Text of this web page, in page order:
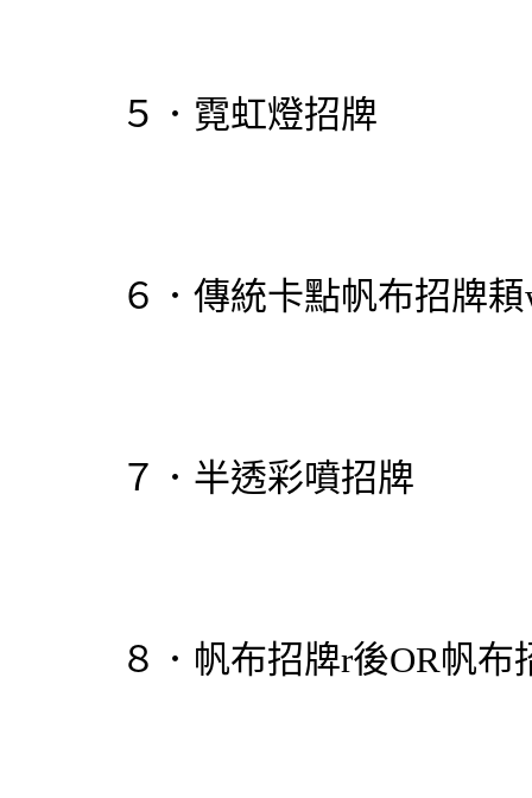
５． 霓虹燈招牌
６．傳統卡點帆布招牌
７．半透彩噴招牌
８． 帆布招牌r後OR帆布